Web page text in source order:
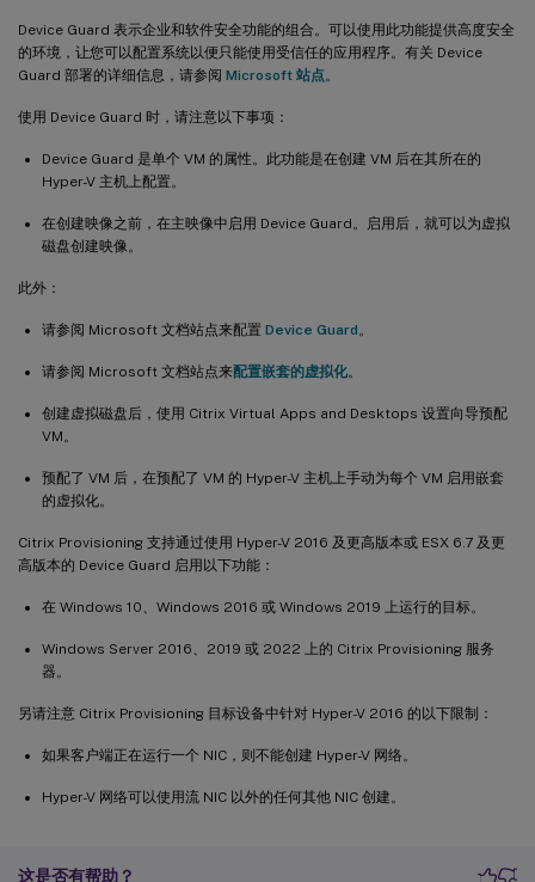
Device Guard 表示企业和软件安全功能的组合。可以使用此功能提供高度安全
的环境，让您可以配置系统以便只能使用受信任的应用程序。有关 Device
Guard 部署的详细信息，请参阅 Microsoft 站点。
使用 Device Guard 时，请注意以下事项：
Device Guard 是单个 VM 的属性。此功能是在创建 VM 后在其所在的
Hyper-V 主机上配置。
在创建映像之前，在主映像中启用 Device Guard。启用后，就可以为虚拟
磁盘创建映像。
此外：
请参阅 Microsoft 文档站点来配置 Device Guard。
请参阅 Microsoft 文档站点来配置嵌套的虚拟化。
创建虚拟磁盘后，使用 Citrix Virtual Apps and Desktops 设置向导预配
VM。
预配了 VM 后，在预配了 VM 的 Hyper-V 主机上手动为每个 VM 启用嵌套
的虚拟化。
Citrix Provisioning 支持通过使用 Hyper-V 2016 及更高版本或 ESX 6.7 及更
高版本的 Device Guard 启用以下功能：
在 Windows 10、Windows 2016 或 Windows 2019 上运行的目标。
Windows Server 2016、2019 或 2022 上的 Citrix Provisioning 服务
器。
另请注意 Citrix Provisioning 目标设备中针对 Hyper-V 2016 的以下限制：
如果客户端正在运行一个 NIC，则不能创建 Hyper-V 网络。
Hyper-V 网络可以使用流 NIC 以外的任何其他 NIC 创建。
这是否有帮助？